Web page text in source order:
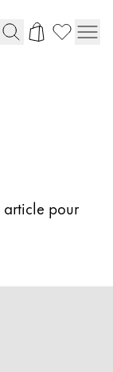
article pour